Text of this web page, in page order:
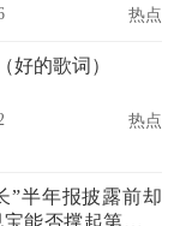
热点
好的歌词）
热点
”半年报披露前却
能否撑起第二增